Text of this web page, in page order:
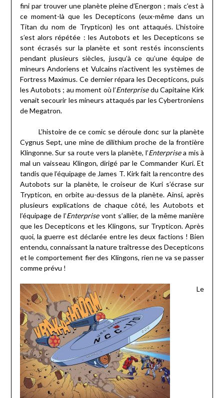
fini par trouver une planète pleine d’Energon ; mais c’est à
ce moment-là que les Decepticons (eux-même dans un
Titan du nom de Trypticon) les ont attaqués. L’histoire
s’est alors répétée : les Autobots et les Decepticons se
sont écrasés sur la planète et sont restés inconscients
pendant plusieurs siècles, jusqu’à ce qu’une équipe de
mineurs Andoriens et Vulcains n’activent les systèmes de
Fortress Maximus. Ce dernier répara les Decepticons, puis
les Autobots ; au moment où l’Enterprisedu Capitaine Kirk
venait secourir les mineurs attaqués par les Cybertroniens
de Megatron.
L’histoire de ce comic se déroule donc sur la planète
Cygnus Sept, une mine de dilithium proche de la frontière
Klingonne. Sur sa route vers la planète, l’Enterprisea mis à
mal un vaisseau Klingon, dirigé par le Commander Kuri. Et
tandis que l’équipage de James T. Kirk fait la rencontre des
Autobots sur la planète, le croiseur de Kuri s’écrase sur
Trypticon, en orbite au-dessus de la planète. Ainsi, après
plusieurs explications de chaque côté, les Autobots et
l’équipage de l’Enterprisevont s’allier, de la même manière
que les Decepticons et les Klingons, sur Trypticon. Après
quoi, la guerre est déclarée entre les deux factions ! Bien
entendu, connaissant la nature traîtresse des Decepticons
et le comportement fier des Klingons, rien ne va se passer
comme prévu !
Le